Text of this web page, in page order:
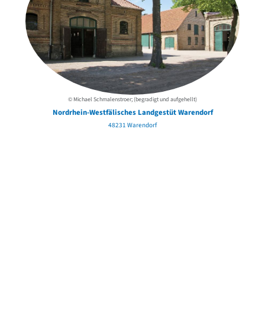
© Michael Schmalenstroer; (begradigt und aufgehellt)
Nordrhein-Westfälisches Landgestüt Warendorf
48231 Warendorf